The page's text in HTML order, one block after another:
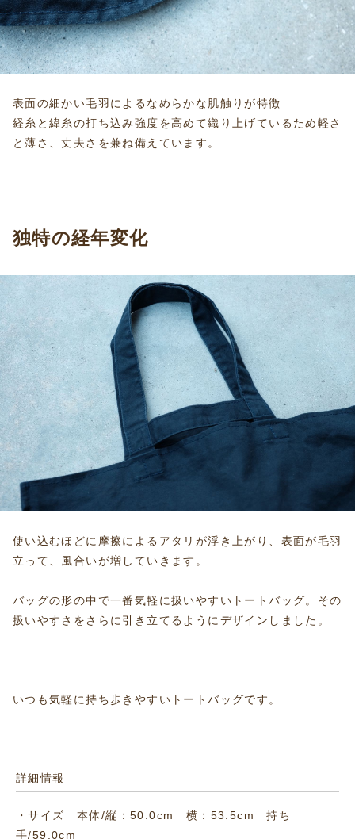
表面の細かい毛羽によるなめらかな肌触りが特徴
経糸と緯糸の打ち込み強度を高めて織り上げているため軽さ
と薄さ、丈夫さを兼ね備えています。
独特の経年変化
使い込むほどに摩擦によるアタリが浮き上がり、表面が毛羽
立って、風合いが増していきます。
バッグの形の中で一番気軽に扱いやすいトートバッグ。その
扱いやすさをさらに引き立てるようにデザインしました。
いつも気軽に持ち歩きやすいトートバッグです。
詳細情報
・サイズ 本体/縦：50.0cm 横：53.5cm 持ち
手/59.0cm